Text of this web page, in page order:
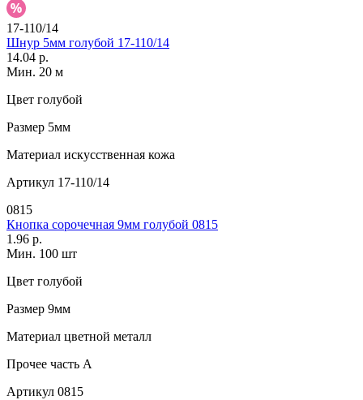
17-110/14
Шнур 5мм голубой 17-110/14
14.04 р.
Мин. 20 м
Цвет голубой
Размер 5мм
Материал искусственная кожа
Артикул 17-110/14
0815
Кнопка сорочечная 9мм голубой 0815
1.96 р.
Мин. 100 шт
Цвет голубой
Размер 9мм
Материал цветной металл
Прочее часть A
Артикул 0815